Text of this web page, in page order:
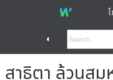
◐
สาธิตา ล้วนสม